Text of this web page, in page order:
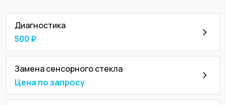
Диагностика
500 ₽
Замена сенсорного стекла
Цена по запросу